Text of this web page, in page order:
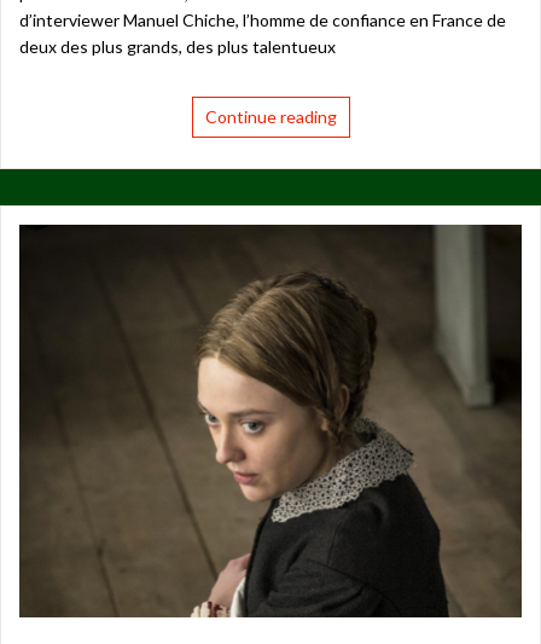
d’interviewer Manuel Chiche, l’homme de confiance en France de
deux des plus grands, des plus talentueux
Continue reading